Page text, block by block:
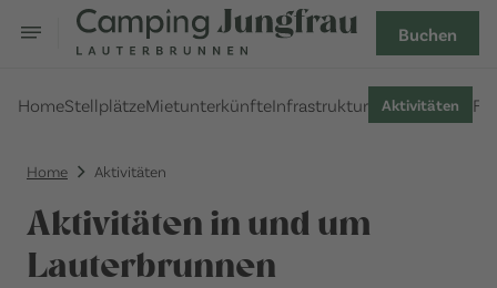
Buchen
HomeStellplätzeMietunterkünfteInfrastruktur Aktivitäten
Home Aktivitäten
Aktivitäten in und um
Lauterbrunnen